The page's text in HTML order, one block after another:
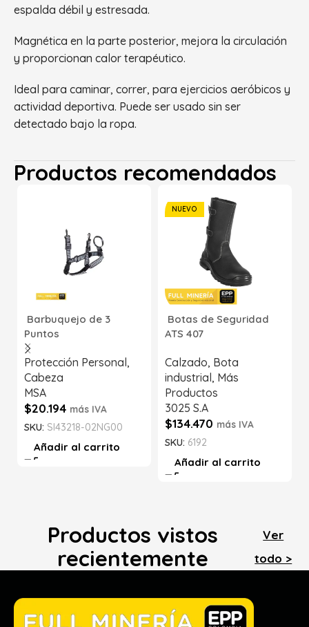
espalda débil y estresada.
Magnética en la parte posterior, mejora la circulación
y proporcionan calor terapéutico.
Ideal para caminar, correr, para ejercicios aeróbicos y
actividad deportiva. Puede ser usado sin ser
detectado bajo la ropa.
Productos recomendados
Barbuquejo de 3
Puntos
Protección Personal,
Cabeza
MSA
$20.194 más IVA
SKU: SI43218-02NG00
Añadir al carrito
NUEVO
Botas de Seguridad
ATS 407
Calzado, Bota
industrial, Más
Productos
3025 S.A
$134.470 más IVA
SKU: 6192
Añadir al carrito
Productos vistos
recientemente
Ver
todo >